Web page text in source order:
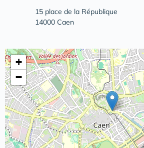
15 place de la République
14000 Caen
+
−